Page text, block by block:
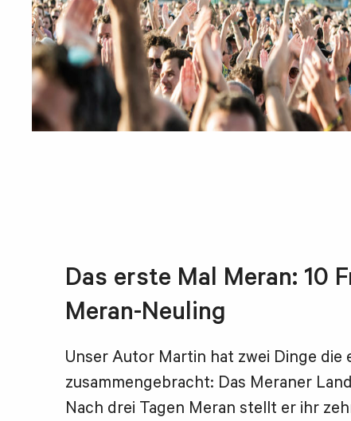
Das erste Mal Meran: 10
Meran-Neuling
Unser Autor Martin hat zwei Dinge die
zusammengebracht: Das Meraner
Nach drei Tagen Meran stellt er ihr